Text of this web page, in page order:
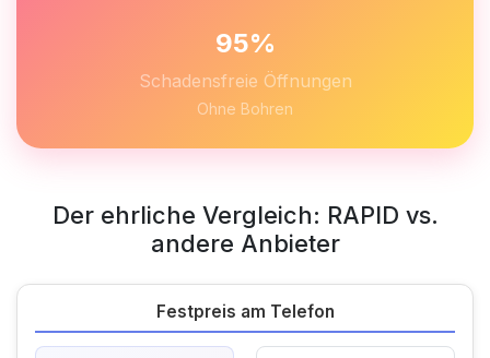
95%
Schadensfreie Öffnungen
Ohne Bohren
Der ehrliche Vergleich: RAPID vs.
andere Anbieter
Festpreis am Telefon